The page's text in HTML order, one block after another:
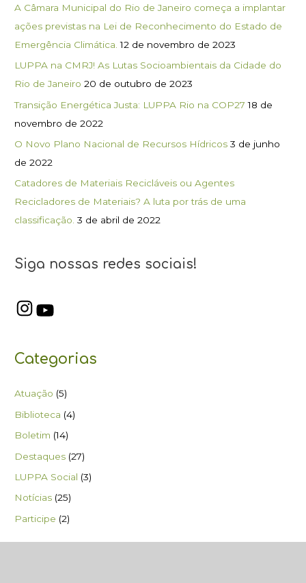
A Câmara Municipal do Rio de Janeiro começa a implantar
ações previstas na Lei de Reconhecimento do Estado de
Emergência Climática. 12 de novembro de 2023
LUPPA na CMRJ! As Lutas Socioambientais da Cidade do
Rio de Janeiro 20 de outubro de 2023
Transição Energética Justa: LUPPA Rio na COP27 18 de
novembro de 2022
O Novo Plano Nacional de Recursos Hídricos 3 de junho
de 2022
Catadores de Materiais Recicláveis ou Agentes
Recicladores de Materiais? A luta por trás de uma
classificação. 3 de abril de 2022
Siga nossas redes sociais!
Categorias
Atuação (5)
Biblioteca (4)
Boletim (14)
Destaques (27)
LUPPA Social (3)
Notícias (25)
Participe (2)